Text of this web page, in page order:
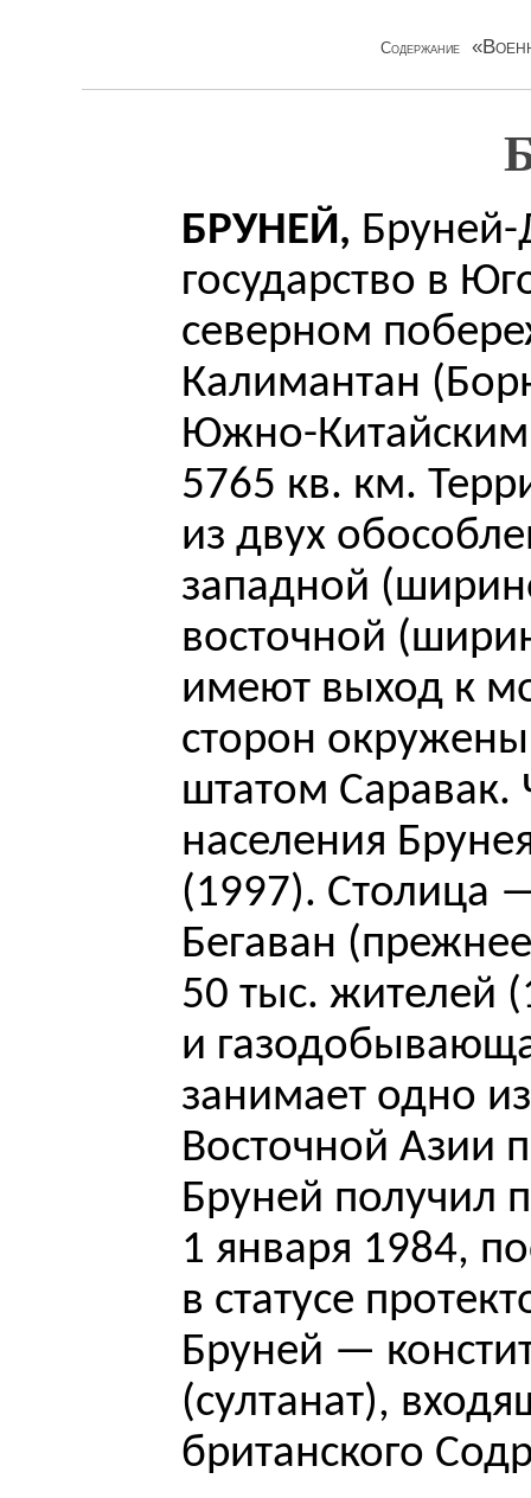
Содержание
БРУНЕЙ, Бруней-
государство в
северном
Калимантан
Южно-
5765 кв. км.
из двух
западной
восточной
имеют выход к
сторон
штатом Саравак.
населения
(1997). Столица
Бегаван
50 тыс. жителей
и
занимает одно
Восточной Азии
Бруней получил
1 января 1984,
в статусе
Бруней —
(султанат),
британского